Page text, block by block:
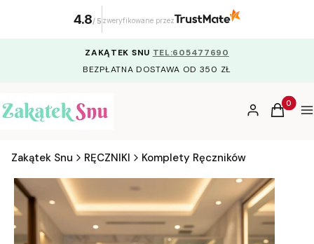
ZAKĄTEK SNU TEL:605477690
BEZPŁATNA DOSTAWA OD 350 ZŁ
Zaloguj sięKoszyk
Zakątek Snu RĘCZNIKI Komplety Ręczników
4.8/ 5 zweryfikowane przez